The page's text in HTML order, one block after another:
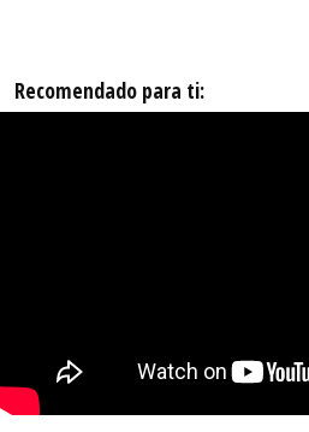
Recomendado para ti: